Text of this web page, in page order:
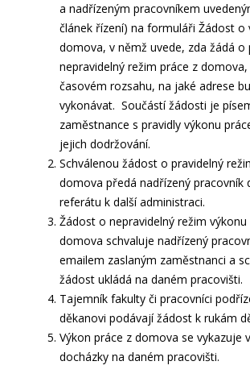
a nadřízeným pracovníkem
článek řízení) na formuláři Žádost o
domova, v němž uvede, zda žádá o
nepravidelný režim práce z
časovém rozsahu, na jaké adrese
vykonávat. Součástí žádosti je
zaměstnance s pravidly výkonu
jejich dodržování.
Schválenou žádost o pravidelný
domova předá nadřízený pracovník
referátu k další administraci.
Žádost o nepravidelný režim výkonu
domova schvaluje nadřízený
emailem zaslaným zaměstnanci a
žádost ukládá na daném pracovišti.
Tajemník fakulty či pracovníci
děkanovi podávají žádost k rukám
Výkon práce z domova se vykazuje
docházky na daném pracovišti.